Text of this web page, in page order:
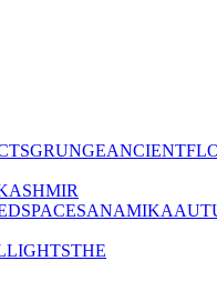
GRUNGEANCIENT
SPACESANAMIKA
THE